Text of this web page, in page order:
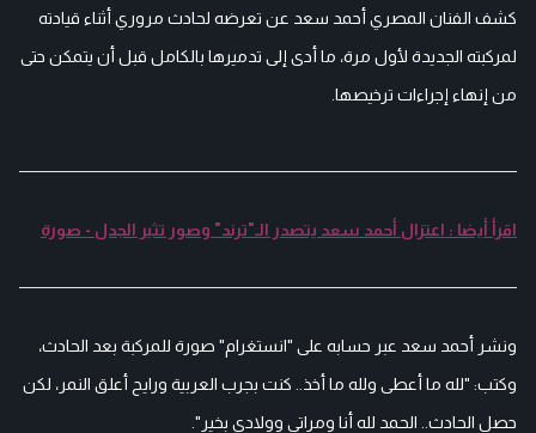
كشف الفنان المصري أحمد سعد عن تعرضه لحادث مروري أثناء قيادته
لمركبته الجديدة لأول مرة، ما أدى إلى تدميرها بالكامل قبل أن يتمكن حتى
من إنهاء إجراءات ترخيصها.
اقرأ أيضا : اعتزال أحمد سعد يتصدر الـ"ترند" وصور تثير الجدل - صورة
ونشر أحمد سعد عبر حسابه على "انستغرام" صورة للمركبة بعد الحادث،
وكتب: "لله ما أعطى ولله ما أخذ.. كنت بجرب العربية ورايح أعلق النمر، لكن
حصل الحادث.. الحمد لله أنا ومراتي وولادي بخير".